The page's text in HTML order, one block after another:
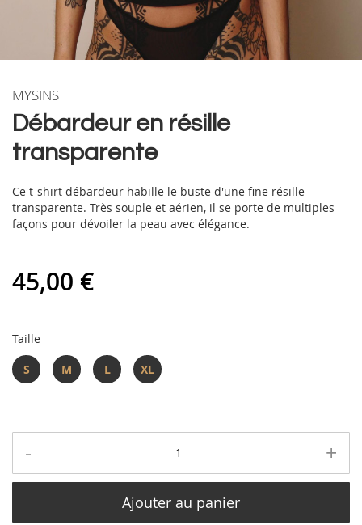
Skip
the
beginning
images
gallery
Débardeur en résille
transparente
MYSINS
Ce t-shirt débardeur habille le buste d'une fine résille
transparente. Très souple et aérien, il se porte de multiples
façons pour dévoiler la peau avec élégance.
45,00 €
Taille
S
M L XL
- +
Ajouter au panier